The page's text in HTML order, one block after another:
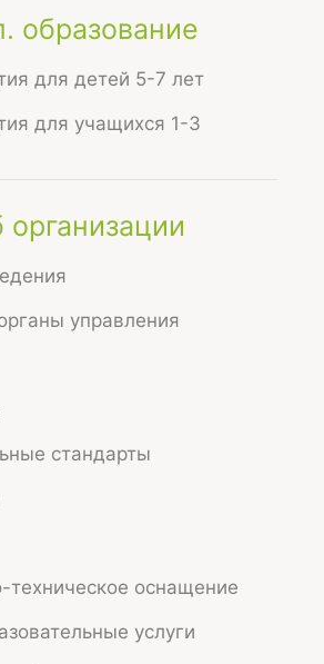
образование
для детей 5-7 лет
для учащихся 1-3
организации
управления
стандарты
техническое оснащение
услуги
мнение о нашей
осуществления
деятельности наведите камеру
Вы сможете:
осуществления
осуществления
деятельности
вежливость работников
условиями осуществления
деятельности
деятельности для